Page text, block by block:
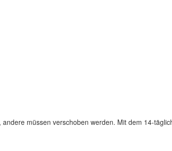
müssen verschoben werden. Mit dem 14-